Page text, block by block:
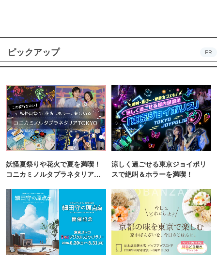
ピックアップ PR
妖怪夏祭りや花火で夏を満喫！
コニカミノルタプラネタリア
涼しく過ごせる東京ジョイポリ
スで絶叫＆ホラーを満喫！